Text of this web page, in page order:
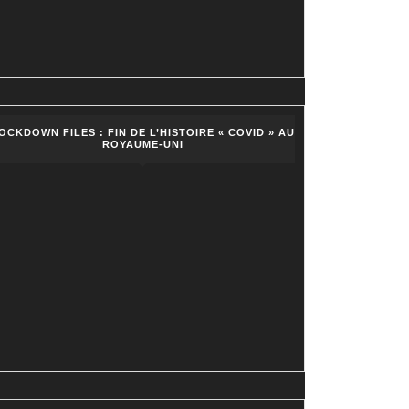
FILES : FIN DE L’HISTOIRE « COVID » AU
ROYAUME-UNI